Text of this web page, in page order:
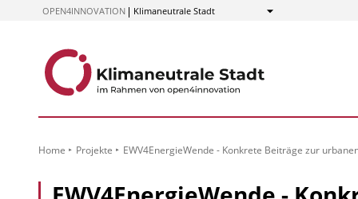
OPEN4INNOVATION Klimaneutrale Stadt
Anzeigen
Home Projekte EWV4EnergieWende - Konkrete Beiträge zur